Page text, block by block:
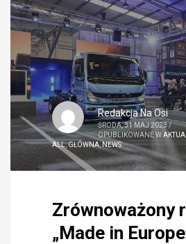
Redakcja Na Osi
ŚRODA, 31 MAJ 2023 /
OPUBLIKOWANE W
ALL,GŁÓWNA,NEWS
Zrównoważony
„Made in